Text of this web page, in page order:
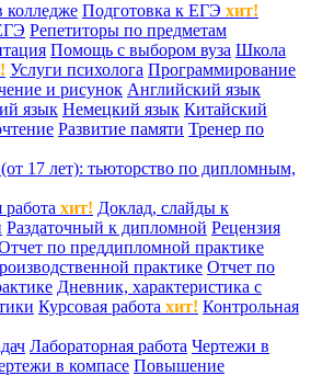
колледже Подготовка к ЕГЭ хит!
Репетиторы по предметам
Помощь с выбором вуза Школа
Услуги психолога Программирование
и рисунок Английский язык
язык Немецкий язык Китайский
Развитие памяти Тренер по
17 лет): тьюторство по дипломным,
хит! Доклад, слайды к
Раздаточный к дипломной Рецензия
по преддипломной практике
практике Отчет по
Дневник, характеристика с
Курсовая работа хит! Контрольная
Лабораторная работа Чертежи в
в компасе Повышение